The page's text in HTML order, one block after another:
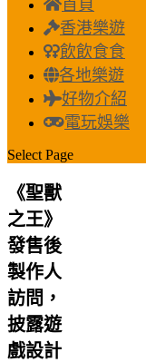
首頁
香港樂遊
飲飲食食
各地樂遊
好物介紹
電玩娛樂
Select Page
《聖獸
之王》
發售後
製作人
訪問，
披露遊
戲設計